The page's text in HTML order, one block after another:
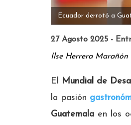
Ecuador derrotó a
27 Agosto 2025 -
Ilse Herrera Marañón
El Mundial de
la pasión
Guatemala en los